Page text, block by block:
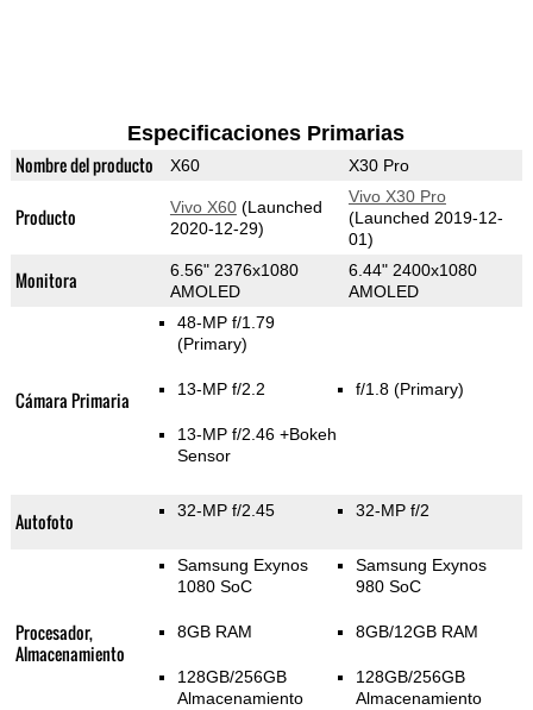
Especificaciones Primarias
Nombre del producto X60 X30 Pro
Producto Vivo X60(Launched
2020-12-29)
Vivo X30 Pro
(Launched 2019-12-
01)
Monitora
6.56" 2376x1080
AMOLED
6.44" 2400x1080
AMOLED
Cámara Primaria
48-MP f/1.79
(Primary)
13-MP f/2.2
13-MP f/2.46 +Bokeh
Sensor
f/1.8 (Primary)
Autofoto 32-MP f/2.45 32-MP f/2
Procesador,
Almacenamiento
Samsung Exynos
1080 SoC
8GB RAM
128GB/256GB
Almacenamiento
Samsung Exynos
980 SoC
8GB/12GB RAM
128GB/256GB
Almacenamiento